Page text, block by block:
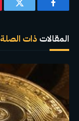
فيسبوك تويتر
المقالات ذات الصلة